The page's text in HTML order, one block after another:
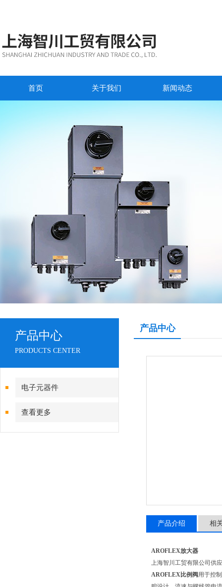
首页 关于我们 新闻动态
产品中心
PRODUCTS CENTER
电子元器件
查看更多
产品中心
产品介绍 相
AROFLEX放大器
上海智川工贸有限公司供
AROFLEX比例阀 用于控